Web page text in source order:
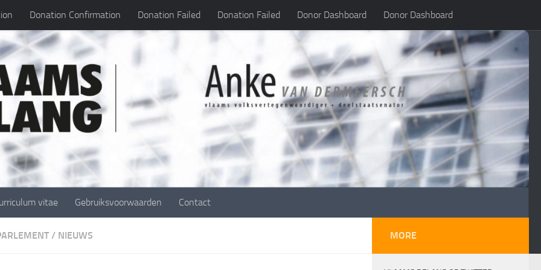
Donation Confirmation Donation Failed Donation Failed Donor Dashboard Donor Dashboard
vitae Gebruiksvoorwaarden Contact
/ NIEUWS MORE